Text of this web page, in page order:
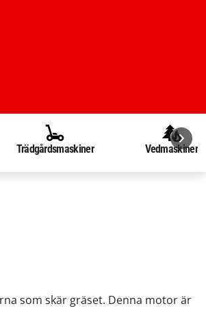
Trädgårdsmaskiner Vedmaskiner
som skär gräset. Denna motor är